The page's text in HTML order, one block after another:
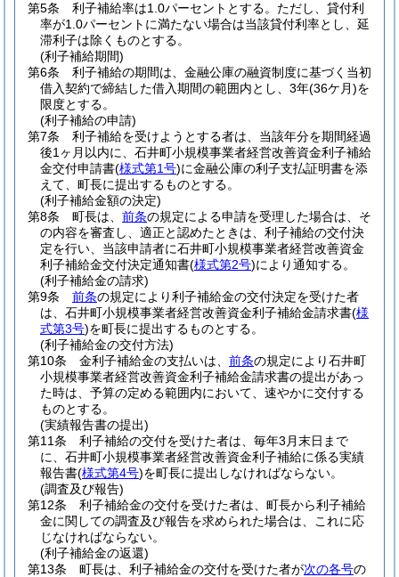
第5条
利子補給率は1.0パーセントとする。 ただし、貸付利
率が1.0パーセントに満たない場合は当該貸付利率とし、延
滞利子は除くものとする。
(利子補給期間)
第6条
利子補給の期間は、金融公庫の融資制度に基づく当初
借入契約で締結した借入期間の範囲内とし、3年(36ケ月)を
限度とする。
(利子補給の申請)
第7条
利子補給を受けようとする者は、当該年分を期間経過
後1ヶ月以内に、石井町小規模事業者経営改善資金利子補給
金交付申請書(様式第1号)に金融公庫の利子支払証明書を添
えて、町長に提出するものとする。
(利子補給金額の決定)
第8条
町長は、 前条の規定による申請を受理した場合は、そ
の内容を審査し、適正と認めたときは、利子補給の交付決
定を行い、当該申請者に石井町小規模事業者経営改善資金
利子補給金交付決定通知書(様式第2号)により通知する。
(利子補給金の請求)
第9条
前条の規定により利子補給金の交付決定を受けた者
は、石井町小規模事業者経営改善資金利子補給金請求書(様
式第3号)を町長に提出するものとする。
(利子補給金の交付方法)
第10条
金利子補給金の支払いは、 前条の規定により石井町
小規模事業者経営改善資金利子補給金請求書の提出があっ
た時は、予算の定める範囲内において、速やかに交付する
ものとする。
(実績報告書の提出)
第11条
利子補給の交付を受けた者は、毎年3月末日まで
に、石井町小規模事業者経営改善資金利子補給に係る実績
報告書(様式第4号)を町長に提出しなければならない。
(調査及び報告)
第12条
利子補給金の交付を受けた者は、町長から利子補給
金に関しての調査及び報告を求められた場合は、これに応
じなければならない。
(利子補給金の返還)
第13条
町長は、利子補給金の交付を受けた者が次の各号の